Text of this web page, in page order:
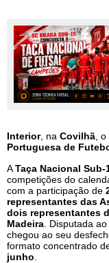
Interior, na Covilhã ,
Portuguesa de
ATaça Nacional Sub-
competições do
com a participação de
representantes das
dois representantes
Madeira . Disputada
chegou ao seu
formato concentrado
junho